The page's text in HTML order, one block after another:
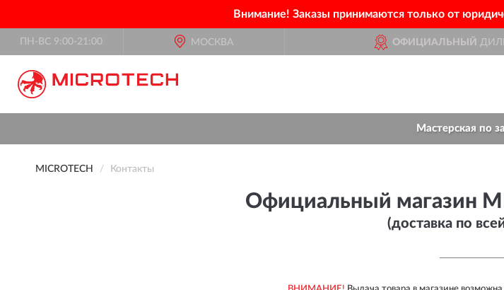
Внимание! Заказы принимаются только от
ПН-ВС 9:00-21:00 МОСКВА ОФИЦИАЛЬНЫЙ
Мастерская по
MICROTECH Контакты
Официальный магазин
(доставка по